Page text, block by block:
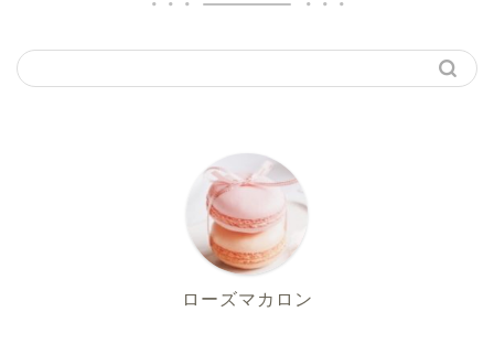
ローズマカロン